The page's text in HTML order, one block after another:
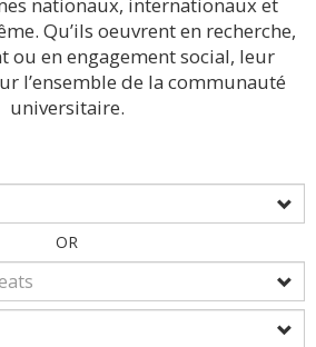
Qu’ils oeuvrent en recherche,
ou en engagement social, leur
l’ensemble de la communauté
universitaire.
OR